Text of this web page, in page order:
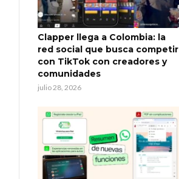
Clapper llega a Colombia: la
red social que busca competir
con TikTok con creadores y
comunidades
julio 28, 2026